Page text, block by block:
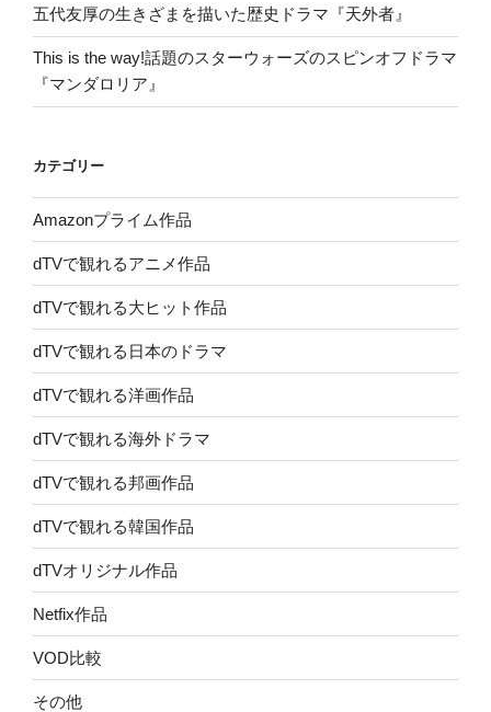
五代友厚の生きざまを描いた歴史ドラマ『天外者』
This is the way!話題のスターウォーズのスピンオフドラマ
『マンダロリア』
カテゴリー
Amazonプライム作品
dTVで観れるアニメ作品
dTVで観れる大ヒット作品
dTVで観れる日本のドラマ
dTVで観れる洋画作品
dTVで観れる海外ドラマ
dTVで観れる邦画作品
dTVで観れる韓国作品
dTVオリジナル作品
Netfix作品
VOD比較
その他